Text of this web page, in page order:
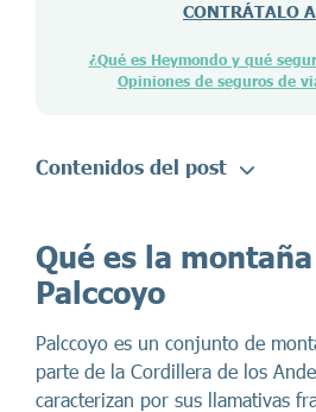
CONTRÁTALO
¿Qué es Heymondo y qué
Opiniones de seguros de
Contenidos del post
Qué es la
Palccoyo
Palccoyo es un conjunto de
parte de la Cordillera de los
caracterizan por sus llamativas